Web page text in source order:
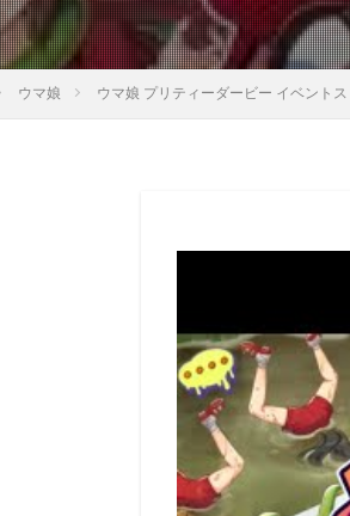
ウマ娘 ウマ娘 プリティーダービー イベント